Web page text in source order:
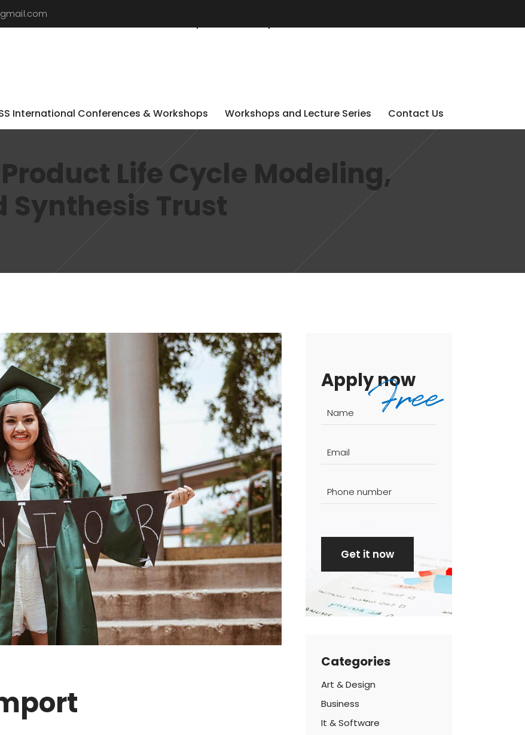
International Conferences & Workshops Workshops and Lecture Series Contact Us
International Conferences & Workshops
Product Life Cycle Modeling,
Trust
Apply now
Free
Categories
Art & Design
Business
It & Software